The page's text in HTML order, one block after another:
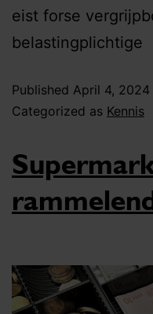
eist forse
belastingplichtige
Published April 4, 2024
Categorized as Kennis